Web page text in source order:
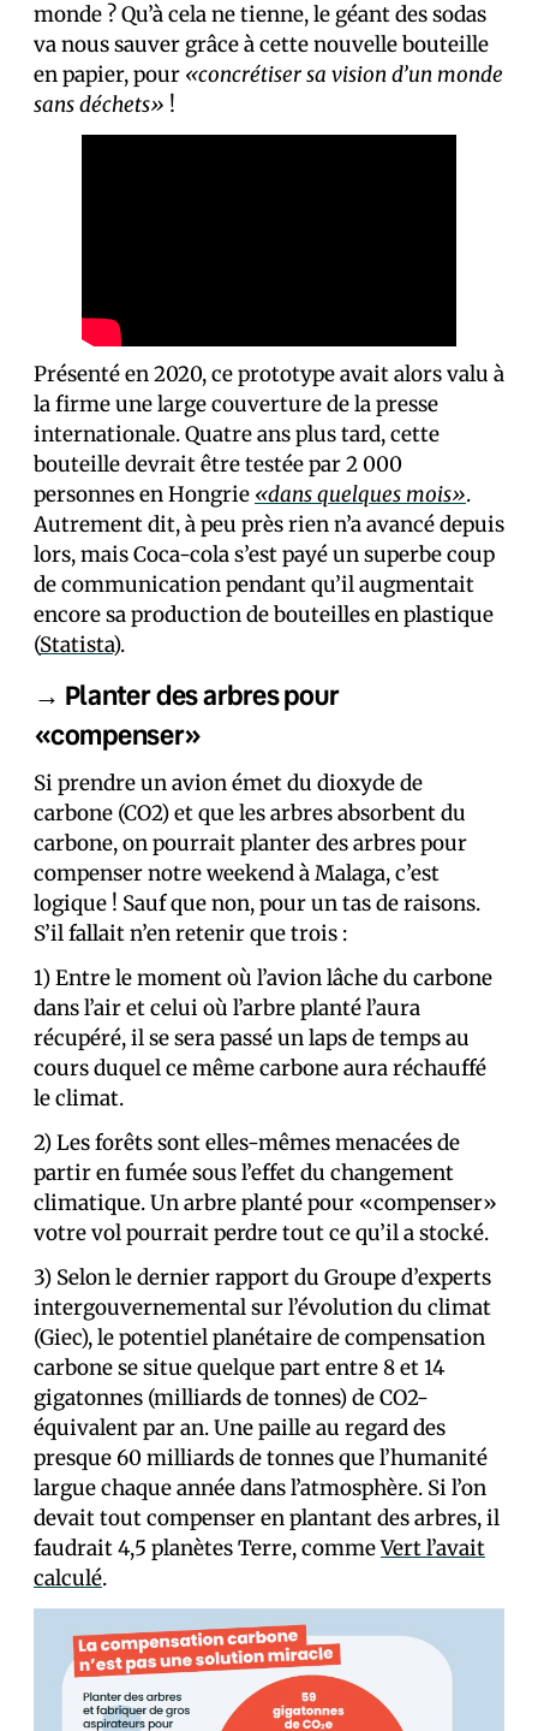
monde ? Qu’à cela ne tienne, le géant des sodas
va nous sauver grâce à cette nouvelle bouteille
en papier, pour «concrétiser sa vision d’un monde
sans déchets» !
Présenté en 2020, ce prototype avait alors valu à
la firme une large couverture de la presse
internationale. Quatre ans plus tard, cette
bouteille devrait être testée par 2 000
personnes en Hongrie «dans quelques mois».
Autrement dit, à peu près rien n’a avancé depuis
lors, mais Coca-cola s’est payé un superbe coup
de communication pendant qu’il augmentait
encore sa production de bouteilles en plastique
(Statista).
→ Planter des arbres pour
«compenser»
Si prendre un avion émet du dioxyde de
carbone (CO2) et que les arbres absorbent du
carbone, on pourrait planter des arbres pour
compenser notre weekend à Malaga, c’est
logique ! Sauf que non, pour un tas de raisons.
S’il fallait n’en retenir que trois :
1) Entre le moment où l’avion lâche du carbone
dans l’air et celui où l’arbre planté l’aura
récupéré, il se sera passé un laps de temps au
cours duquel ce même carbone aura réchauffé
le climat.
2) Les forêts sont elles-mêmes menacées de
partir en fumée sous l’effet du changement
climatique. Un arbre planté pour «compenser»
votre vol pourrait perdre tout ce qu’il a stocké.
3) Selon le dernier rapport du Groupe d’experts
intergouvernemental sur l’évolution du climat
(Giec), le potentiel planétaire de compensation
carbone se situe quelque part entre 8 et 14
gigatonnes (milliards de tonnes) de CO2-
équivalent par an. Une paille au regard des
presque 60 milliards de tonnes que l’humanité
largue chaque année dans l’atmosphère. Si l’on
devait tout compenser en plantant des arbres, il
faudrait 4,5 planètes Terre, commeVert l’avait
calculé.